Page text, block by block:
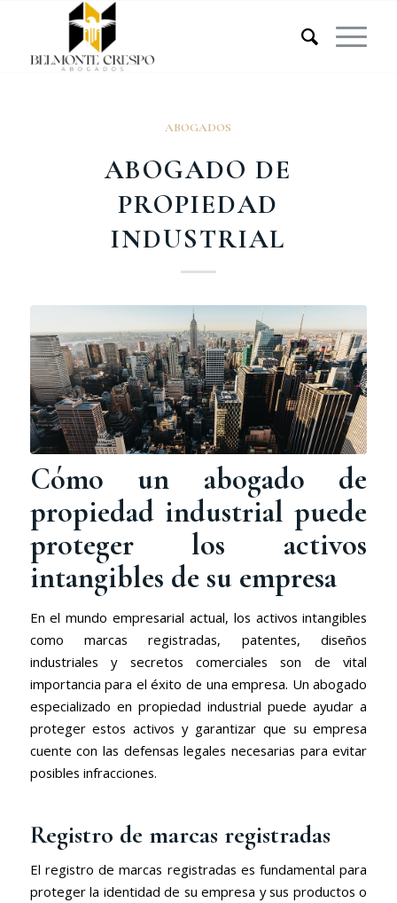
ABOGADOS
ABOGADO DE
PROPIEDAD
INDUSTRIAL
Cómo un abogado de
propiedad industrial puede
proteger los activos
intangibles de su empresa
En el mundo empresarial actual, los activos intangibles
como marcas registradas, patentes, diseños
industriales y secretos comerciales son de vital
importancia para el éxito de una empresa. Un abogado
especializado en propiedad industrial puede ayudar a
proteger estos activos y garantizar que su empresa
cuente con las defensas legales necesarias para evitar
posibles infracciones.
Registro de marcas registradas
El registro de marcas registradas es fundamental para
proteger la identidad de su empresa y sus productos o